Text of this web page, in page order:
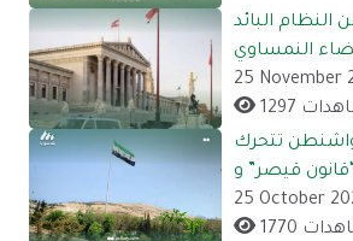
البائد
النمساوي
25 November
تتحرك
25 October